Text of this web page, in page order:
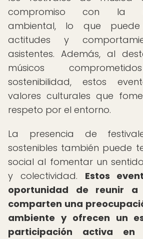
compromiso con la
ambiental, lo que
actitudes y
asistentes. Además, al
músicos
sostenibilidad, estos
valores culturales que
respeto por el entorno.
La presencia de
sostenibles también puede
social al fomentar un
y colectividad. Estos
oportunidad de reunir a
comparten una
ambiente y ofrecen un
participación activa en